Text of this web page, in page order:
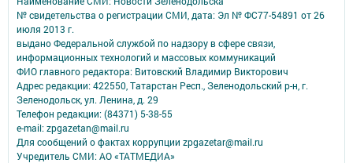
№ свидетельства о регистрации СМИ, дата: Эл № ФС77-54891 от 26
июля 2013 г.
выдано Федеральной службой по надзору в сфере связи,
информационных технологий и массовых коммуникаций
ФИО главного редактора: Витовский Владимир Викторович
Адрес редакции: 422550, Татарстан Респ., Зеленодольский р-н, г.
Зеленодольск, ул. Ленина, д. 29
Телефон редакции: (84371) 5-38-55
e-mail: zpgazetan@mail.ru
Для сообщений о фактах коррупции zpgazetar@mail.ru
Учредитель СМИ: АО «ТАТМЕДИА»